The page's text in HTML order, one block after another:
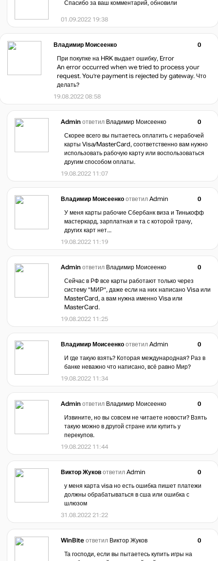
Спасибо за ваш комментарий, обновили
01.09.2022 19:38
Владимир Моисеенко
0
При покупке на HRK выдает ошибку, Error
An error occurred when we tried to process your
request. You're payment is rejected by gateway. Что
делать?
19.08.2022 08:58
Admin ответил Владимир Моисеенко
0
Скорее всего вы пытаетесь оплатить с нерабочей
карты Visa/MasterCard, соответственно вам нужно
использовать рабочую карту или воспользоваться
другим способом оплаты.
19.08.2022 11:07
Владимир Моисеенко ответил Admin
0
У меня карты рабочие Сбербанк виза и Тинькофф
мастеркард, зарплатная и та с которой трачу,
других карт нет...
19.08.2022 11:19
Admin ответил Владимир Моисеенко
0
Сейчас в РФ все карты работают только через
систему "МИР", даже если на них написано Visa или
MasterCard, а вам нужна именно Visa или
MasterCard.
19.08.2022 11:25
Владимир Моисеенко ответил Admin
0
И где такую взять? Которая международная? Раз в
банке неважно что написано, всё равно Мир?
19.08.2022 11:34
Admin ответил Владимир Моисеенко
0
Извините, но вы совсем не читаете новости? Взять
такую можно в другой стране или купить у
перекупов.
19.08.2022 11:44
Виктор Жуков ответил Admin
0
у меня карта visa но есть ошибка пишет платежи
должны обрабатываться в сша или ошибка с
шлюзом
31.08.2022 21:22
WinBite ответил Виктор Жуков
0
Та господи, если вы пытаетесь купить игры на